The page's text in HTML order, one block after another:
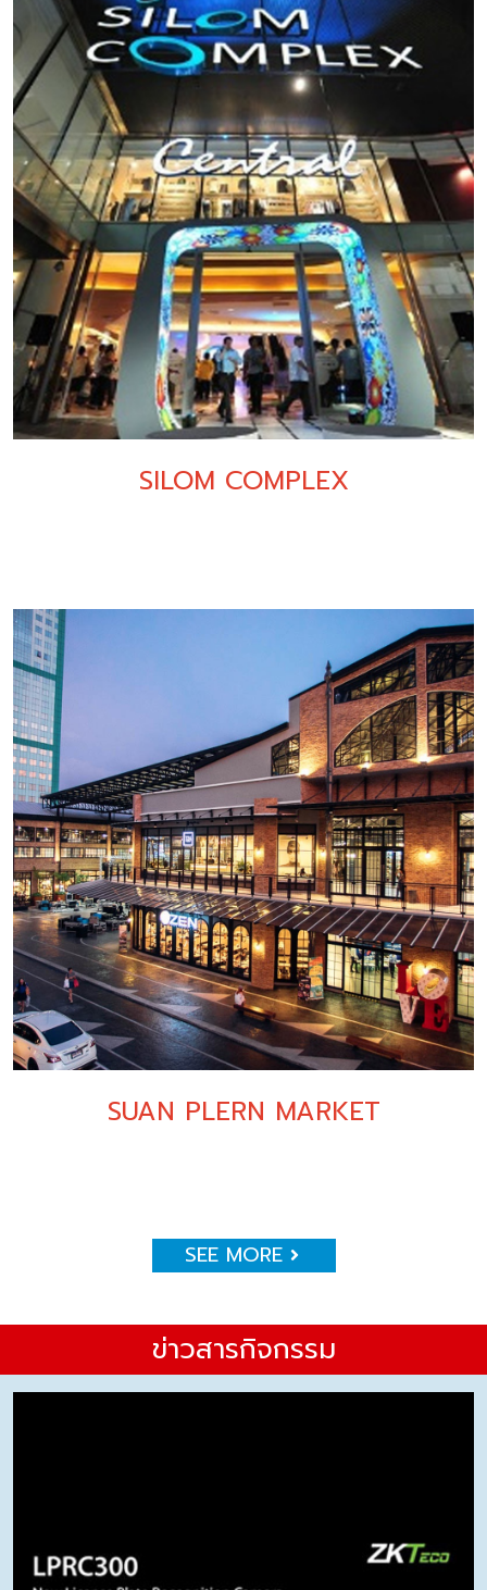
SILOM COMPLEX
SUAN PLERN MARKET
SEE MORE
ข่าวสารกิจกรรม